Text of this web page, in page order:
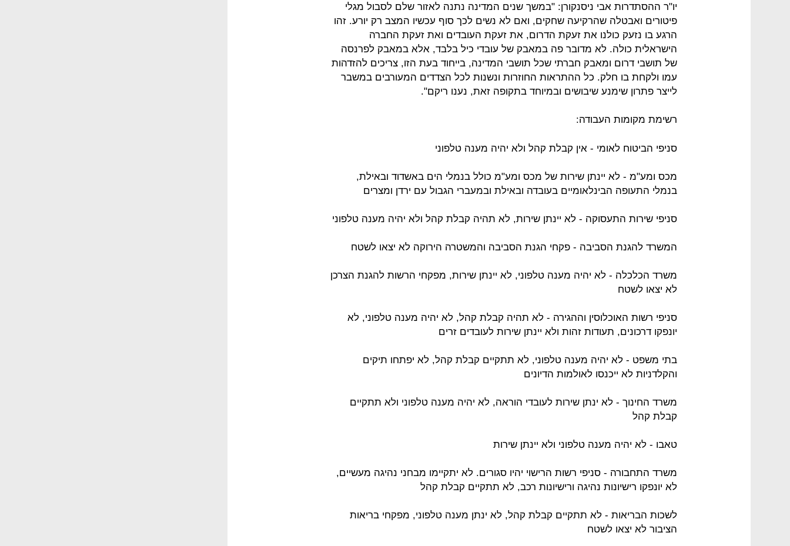
יו"ר ההסתדרות אבי ניסנקורן: "במשך שנים המדינה נתנה לאזור שלם לסבול מגלי
פיטורים ואבטלה שהרקיעה שחקים, ואם לא נשים לכך סוף עכשיו המצב רק יורע. זהו
הרגע בו נזעק כולנו את זעקת הדרום, את זעקת העובדים ואת זעקת החברה
הישראלית כולה. לא מדובר פה במאבק של עובדי כיל בלבד, אלא במאבק לפרנסה
של תושבי דרום ומאבק חברתי שכל תושבי המדינה, בייחוד בעת הזו, צריכים להזדהות
עמו ולקחת בו חלק. כל ההתראות החוזרות ונשנות לכל הצדדים המעורבים במשבר
לייצר פתרון שימנע שיבושים ובמיוחד בתקופה זאת, נענו ריקם".
רשימת מקומות העבודה:
סניפי הביטוח לאומי - אין קבלת קהל ולא יהיה מענה טלפוני
מכס ומע"מ - לא יינתן שירות של מכס ומע"מ כולל בנמלי הים באשדוד ובאילת,
בנמלי התעופה הבינלאומיים בעובדה ובאילת ובמעברי הגבול עם ירדן ומצרים
סניפי שירות התעסוקה - לא יינתן שירות, לא תהיה קבלת קהל ולא יהיה מענה טלפוני
המשרד להגנת הסביבה - פקחי הגנת הסביבה והמשטרה הירוקה לא יצאו לשטח
משרד הכלכלה - לא יהיה מענה טלפוני, לא יינתן שירות, מפקחי הרשות להגנת הצרכן
לא יצאו לשטח
סניפי רשות האוכלוסין וההגירה - לא תהיה קבלת קהל, לא יהיה מענה טלפוני, לא
יונפקו דרכונים, תעודות זהות ולא יינתן שירות לעובדים זרים
בתי משפט - לא יהיה מענה טלפוני, לא תתקיים קבלת קהל, לא יפתחו תיקים
והקלדניות לא ייכנסו לאולמות הדיונים
משרד החינוך - לא ינתן שירות לעובדי הוראה, לא יהיה מענה טלפוני ולא תתקיים
קבלת קהל
טאבו - לא יהיה מענה טלפוני ולא יינתן שירות
משרד התחבורה - סניפי רשות הרישוי יהיו סגורים. לא יתקיימו מבחני נהיגה מעשיים,
לא יונפקו רישיונות נהיגה ורישיונות רכב, לא תתקיים קבלת קהל
לשכות הבריאות - לא תתקיים קבלת קהל, לא ינתן מענה טלפוני, מפקחי בריאות
הציבור לא יצאו לשטח